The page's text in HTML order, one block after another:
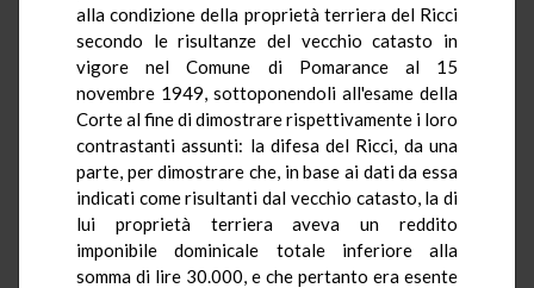
alla condizione della proprietà terriera del Ricci
secondo le risultanze del vecchio catasto in
vigore nel Comune di Pomarance al 15
novembre 1949, sottoponendoli all'esame della
Corte al fine di dimostrare rispettivamente i loro
contrastanti assunti: la difesa del Ricci, da una
parte, per dimostrare che, in base ai dati da essa
indicati come risultanti dal vecchio catasto, la di
lui proprietà terriera aveva un reddito
imponibile dominicale totale inferiore alla
somma di lire 30.000, e che pertanto era esente